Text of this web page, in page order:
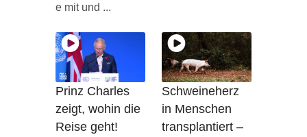
e mit und ...
Prinz Charles
zeigt, wohin die
Reise geht!
Schweineherz
in Menschen
transplantiert –